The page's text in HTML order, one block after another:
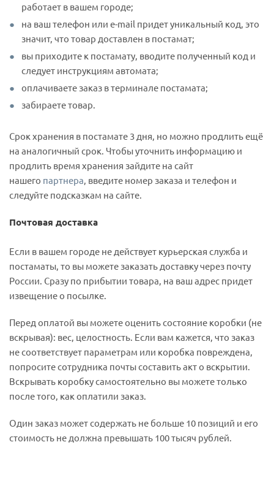
работает в вашем городе;
на ваш телефон или e-mail придет уникальный код, это
значит, что товар доставлен в постамат;
вы приходите к постамату, вводите полученный код и
следует инструкциям автомата;
оплачиваете заказ в терминале постамата;
забираете товар.
Срок хранения в постамате 3 дня, но можно продлить ещё
на аналогичный срок. Чтобы уточнить информацию и
продлить время хранения зайдите на сайт
нашего партнера, введите номер заказа и телефон и
следуйте подсказкам на сайте.
Почтовая доставка
Если в вашем городе не действует курьерская служба и
постаматы, то вы можете заказать доставку через почту
России. Сразу по прибытии товара, на ваш адрес придет
извещение о посылке.
Перед оплатой вы можете оценить состояние коробки (не
вскрывая): вес, целостность. Если вам кажется, что заказ
не соответствует параметрам или коробка повреждена,
попросите сотрудника почты составить акт о вскрытии.
Вскрывать коробку самостоятельно вы можете только
после того, как оплатили заказ.
Один заказ может содержать не больше 10 позиций и его
стоимость не должна превышать 100 тысяч рублей.